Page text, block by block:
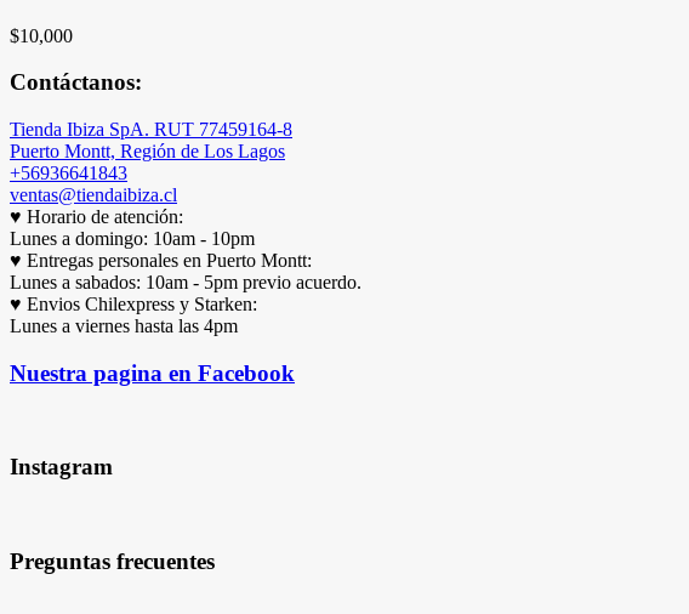
$10,000
Contáctanos:
Tienda Ibiza SpA. RUT 77459164-8
Puerto Montt, Región de Los Lagos
+56936641843
ventas@tiendaibiza.cl
♥ Horario de atención:
Lunes a domingo: 10am - 10pm
♥ Entregas personales en Puerto Montt:
Lunes a sabados: 10am - 5pm previo acuerdo.
♥ Envios Chilexpress y Starken:
Lunes a viernes hasta las 4pm
Nuestra pagina en Facebook
Instagram
Preguntas frecuentes